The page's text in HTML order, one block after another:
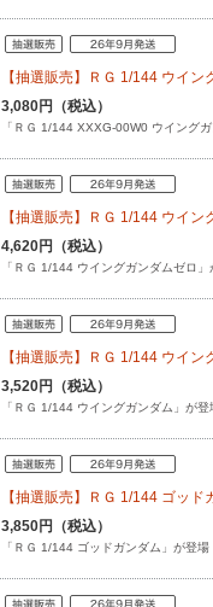
【抽選販売】ＲＧ 1/144 ウイン
3,080円（税込）
「ＲＧ 1/144 XXXG-00W0 ウイング
【抽選販売】ＲＧ 1/144 ウイン
4,620円（税込）
「ＲＧ 1/144 ウイングガンダムゼロ」
【抽選販売】ＲＧ 1/144 ウイン
3,520円（税込）
「ＲＧ 1/144 ウイングガンダム」が登
【抽選販売】ＲＧ 1/144 ゴッド
3,850円（税込）
「ＲＧ 1/144 ゴッドガンダム」が登場